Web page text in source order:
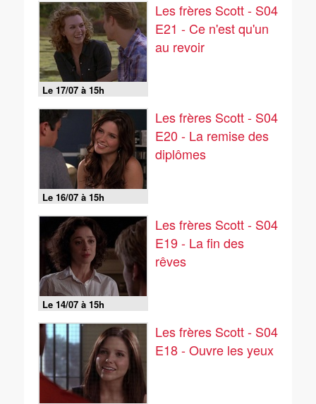
Le 17/07 à 15h
Les frères Scott - S04
E21 - Ce n'est qu'un
au revoir
Le 16/07 à 15h
Les frères Scott - S04
E20 - La remise des
diplômes
Le 14/07 à 15h
Les frères Scott - S04
E19 - La fin des
rêves
Les frères Scott - S04
E18 - Ouvre les yeux